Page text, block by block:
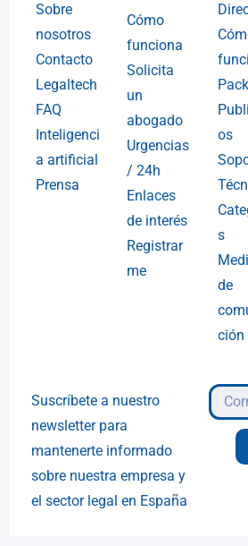
Sobre
nosotros
Contacto
Legaltech
FAQ
Inteligenci
a artificial
Prensa
Cómo
funciona
Solicita
un
abogado
Urgencias
/ 24h
Enlaces
de interés
Registrar
me
os
s
de
ción
Suscríbete a nuestro
newsletter para
mantenerte informado
sobre nuestra empresa y
el sector legal en España